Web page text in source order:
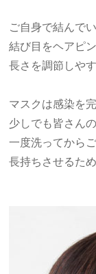
ご自身で結んで
結び目をヘアピ
長さを調節しや
マスクは感染を
少しでも皆さん
一度洗ってから
長持ちさせるた